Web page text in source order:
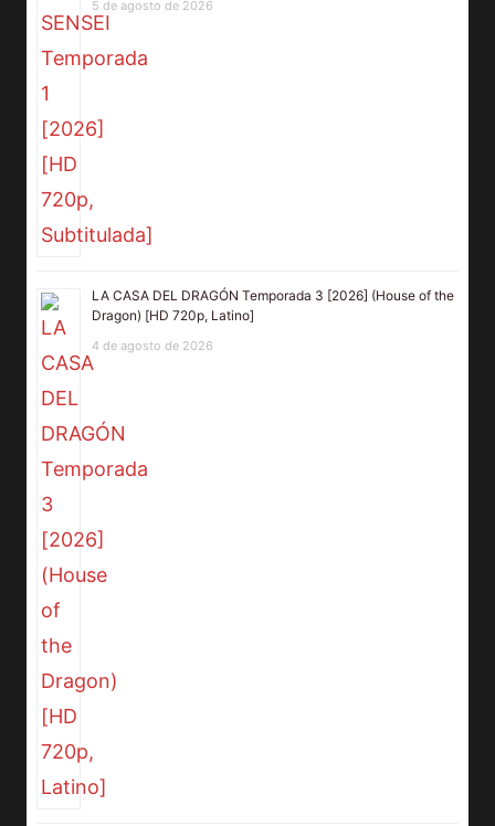
5 de agosto de 2026
LA CASA DEL DRAGÓN Temporada 3 [2026] (House of the
Dragon) [HD 720p, Latino]
4 de agosto de 2026